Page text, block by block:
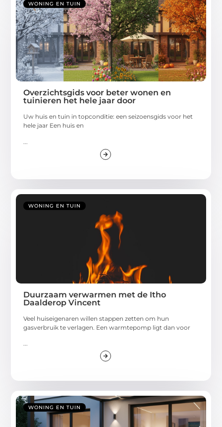
WONING EN TUIN
Overzichtsgids voor beter wonen en
tuinieren het hele jaar door
Uw huis en tuin in topconditie: een seizoensgids voor het
hele jaar Een huis en
WONING EN TUIN
Duurzaam verwarmen met de Itho
Daalderop Vincent
Veel huiseigenaren willen stappen zetten om hun
gasverbruik te verlagen. Een warmtepomp ligt dan voor
...
WONING EN TUIN